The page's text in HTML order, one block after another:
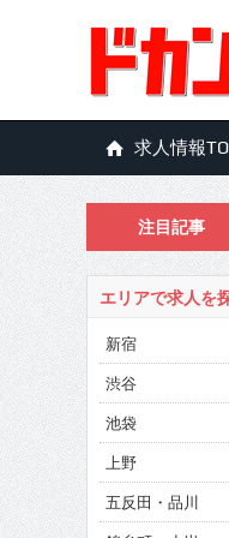
求人情報
注目記事
エリアで求人を
新宿
渋谷
池袋
上野
五反田・品川